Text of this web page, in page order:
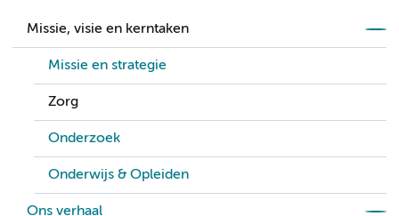
Missie, visie en kerntaken
Missie en strategie
Zorg
Onderzoek
Onderwijs & Opleiden
Ons verhaal